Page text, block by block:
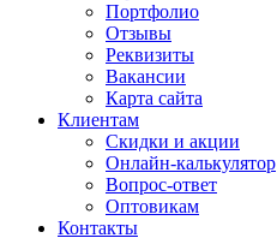
Портфолио
Отзывы
Реквизиты
Вакансии
Карта сайта
Клиентам
Скидки и акции
Онлайн-калькулятор
Вопрос-ответ
Оптовикам
Контакты